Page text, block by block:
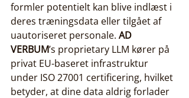
formler potentielt kan blive indlæst i
deres træningsdata eller tilgået af
uautoriseret personale. AD
VERBUM’s proprietary LLM kører på
privat EU-baseret infrastruktur
under ISO 27001 certificering, hvilket
betyder, at dine data aldrig forlader